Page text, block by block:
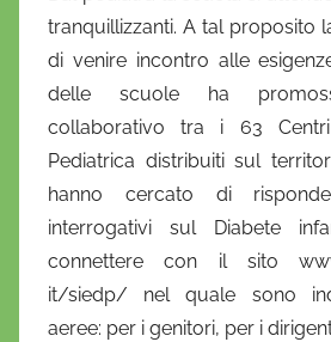
tranquillizzanti. A tal proposito
di venire incontro alle
delle scuole ha
collaborativo tra i 63
Pediatrica distribuiti sul
hanno cercato di
interrogativi sul Diabete
connettere con il sito
it/siedp/ nel quale sono
aeree: per i genitori, per i